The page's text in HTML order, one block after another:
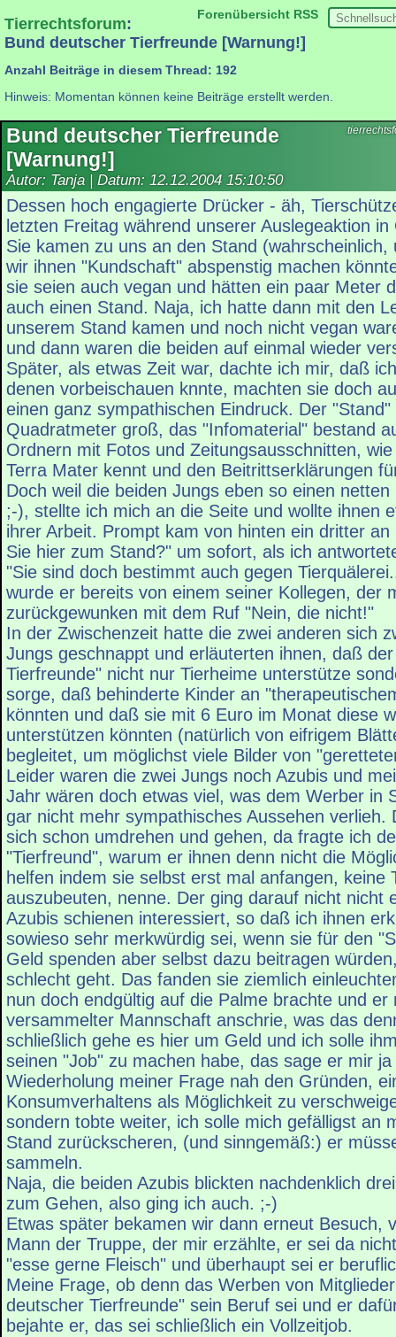
Forenübersicht RSS
Tierrechtsforum:
Bund deutscher Tierfreunde [Warnung!]
Anzahl Beiträge in diesem Thread: 192
Hinweis: Momentan können keine Beiträge erstellt werden.
Bund deutscher Tierfreunde
[Warnung!]
Autor: Tanja | Datum: 12.12.2004 15:10:50
Dessen hoch engagierte Drücker - äh,
letzten Freitag während unserer Auslegeaktion
Sie kamen zu uns an den Stand
wir ihnen "Kundschaft" abspenstig machen
sie seien auch vegan und hätten ein paar Meter
auch einen Stand. Naja, ich hatte dann mit den
unserem Stand kamen und noch nicht vegan
und dann waren die beiden auf einmal wieder
Später, als etwas Zeit war, dachte ich mir, daß
denen vorbeischauen knnte, machten sie doch
einen ganz sympathischen Eindruck. Der
Quadratmeter groß, das "Infomaterial" bestand
Ordnern mit Fotos und Zeitungsausschnitten,
Terra Mater kennt und den Beitrittserklärungen
Doch weil die beiden Jungs eben so einen
;-), stellte ich mich an die Seite und wollte ihnen
ihrer Arbeit. Prompt kam von hinten ein dritter
Sie hier zum Stand?" um sofort, als ich
"Sie sind doch bestimmt auch gegen
wurde er bereits von einem seiner Kollegen, der
zurückgewunken mit dem Ruf "Nein, die nicht!"
In der Zwischenzeit hatte die zwei anderen sich
Jungs geschnappt und erläuterten ihnen, daß
Tierfreunde" nicht nur Tierheime unterstütze
sorge, daß behinderte Kinder an
könnten und daß sie mit 6 Euro im Monat diese
unterstützen könnten (natürlich von eifrigem
begleitet, um möglichst viele Bilder von
Leider waren die zwei Jungs noch Azubis und
Jahr wären doch etwas viel, was dem Werber in
gar nicht mehr sympathisches Aussehen verlieh.
sich schon umdrehen und gehen, da fragte ich
"Tierfreund", warum er ihnen denn nicht die
helfen indem sie selbst erst mal anfangen, keine
auszubeuten, nenne. Der ging darauf nicht nicht
Azubis schienen interessiert, so daß ich ihnen
sowieso sehr merkwürdig sei, wenn sie für den
Geld spenden aber selbst dazu beitragen
schlecht geht. Das fanden sie ziemlich
nun doch endgültig auf die Palme brachte und er
versammelter Mannschaft anschrie, was das
schließlich gehe es hier um Geld und ich solle
seinen "Job" zu machen habe, das sage er mir
Wiederholung meiner Frage nah den Gründen,
Konsumverhaltens als Möglichkeit zu
sondern tobte weiter, ich solle mich gefälligst an
Stand zurückscheren, (und sinngemäß:) er
sammeln.
Naja, die beiden Azubis blickten nachdenklich
zum Gehen, also ging ich auch. ;-)
Etwas später bekamen wir dann erneut Besuch,
Mann der Truppe, der mir erzählte, er sei da
"esse gerne Fleisch" und überhaupt sei er
Meine Frage, ob denn das Werben von
deutscher Tierfreunde" sein Beruf sei und er
bejahte er, das sei schließlich ein Vollzeitjob.